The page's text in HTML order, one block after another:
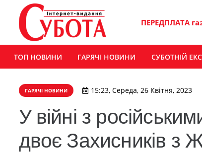
ПЕРЕДПЛАТА
ТОП НОВИНИ ГАРЯЧІ НОВИНИ СУБОТНІЙ
ГАРЯЧІ НОВИНИ 15:23, Середа, 26 Квітня, 2023
У війні з
двоє Захисників з